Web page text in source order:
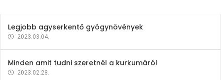
Legjobb agyserkentő gyógynövények
2023.03.04.
Minden amit tudni szeretnél a kurkumáról
2023.02.28.